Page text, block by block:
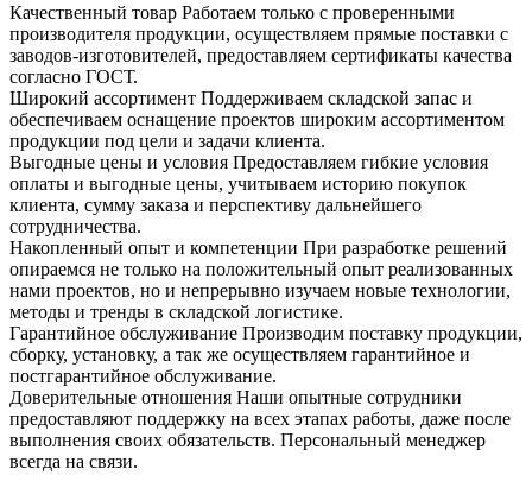
Качественный товар Работаем только с проверенными
производителя продукции, осуществляем прямые поставки с
заводов-изготовителей, предоставляем сертификаты качества
согласно ГОСТ.
Широкий ассортимент Поддерживаем складской запас и
обеспечиваем оснащение проектов широким ассортиментом
продукции под цели и задачи клиента.
Выгодные цены и условия Предоставляем гибкие условия
оплаты и выгодные цены, учитываем историю покупок
клиента, сумму заказа и перспективу дальнейшего
сотрудничества.
Накопленный опыт и компетенции При разработке решений
опираемся не только на положительный опыт реализованных
нами проектов, но и непрерывно изучаем новые технологии,
методы и тренды в складской логистике.
Гарантийное обслуживание Производим поставку продукции,
сборку, установку, а так же осуществляем гарантийное и
постгарантийное обслуживание.
Доверительные отношения Наши опытные сотрудники
предоставляют поддержку на всех этапах работы, даже после
выполнения своих обязательств. Персональный менеджер
всегда на связи.